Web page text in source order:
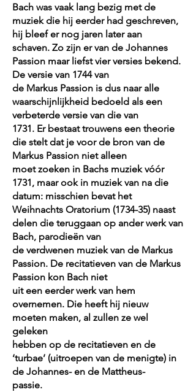
Bach was vaak lang bezig met de
muziek die hij eerder had geschreven,
hij bleef er nog jaren later aan
schaven. Zo zijn er van de Johannes
Passion maar liefst vier versies bekend.
De versie van 1744 van
de Markus Passion is dus naar alle
waarschijnlijkheid bedoeld als een
verbeterde versie van die van
1731. Er bestaat trouwens een theorie
die stelt dat je voor de bron van de
Markus Passion niet alleen
moet zoeken in Bachs muziek vóór
1731, maar ook in muziek van na die
datum: misschien bevat het
Weihnachts Oratorium (1734-35) naast
delen die teruggaan op ander werk van
Bach, parodieën van
de verdwenen muziek van de Markus
Passion. De recitatieven van de Markus
Passion kon Bach niet
uit een eerder werk van hem
overnemen. Die heeft hij nieuw
moeten maken, al zullen ze wel
geleken
hebben op de recitatieven en de
‘turbae’ (uitroepen van de menigte) in
de Johannes- en de Mattheus-
passie.